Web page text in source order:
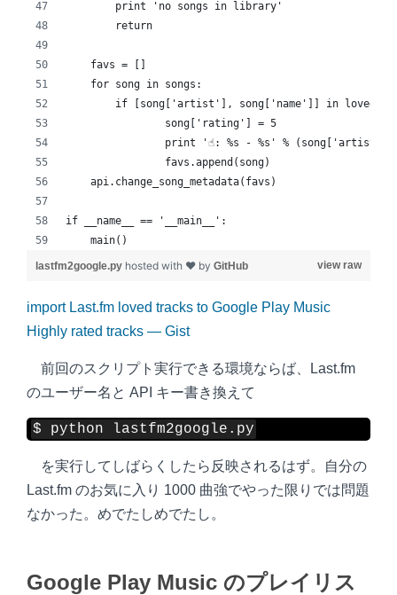
        print 'no songs in library'
        return
    favs = []
    for song in songs:
        if [song['artist'], song['name']] in loved:
                song['rating'] = 5
print '☝: %s - %s' %
                favs.append(song)
    api.change_song_metadata(favs)
if __name__ == '__main__':
    main()
view raw
lastfm2google.py hosted with ❤ by GitHub
import Last.fm loved tracks to Google Play Music
Highly rated tracks — Gist
前回のスクリプト実行できる環境ならば、Last.fm
のユーザー名と API キー書き換えて
$ python lastfm2google.py
を実行してしばらくしたら反映されるはず。自分の
Last.fm のお気に入り 1000 曲強でやった限りでは問題
なかった。めでたしめでたし。
Google Play Music のプレイリス